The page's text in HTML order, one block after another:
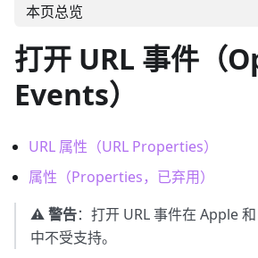
本页总览
打开 URL 事件（
Events）
URL 属性（URL Properties）
属性（Properties，已弃用）
⚠️警告：打开 URL 事件在 Apple
中不受支持。